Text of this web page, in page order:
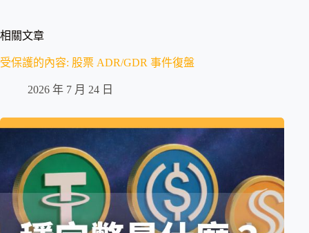
相關文章
受保護的內容: 股票 ADR/GDR 事件復盤
2026 年 7 月 24 日